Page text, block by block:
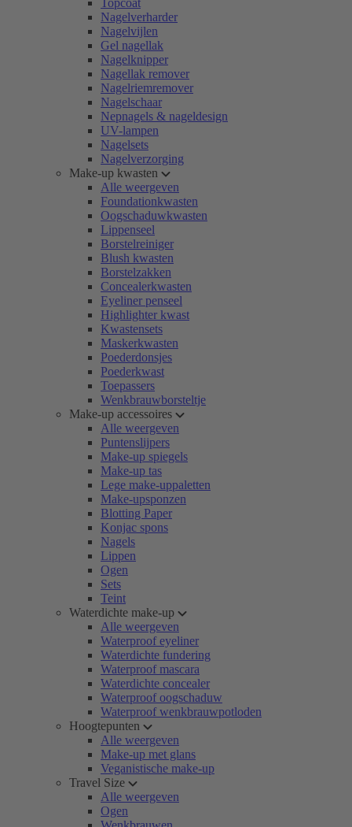
Topcoat
Nagelverharder
Nagelvijlen
Gel nagellak
Nagelknipper
Nagellak remover
Nagelriemremover
Nagelschaar
Nepnagels & nageldesign
UV-lampen
Nagelsets
Nagelverzorging
Make-up kwasten
Alle weergeven
Foundationkwasten
Oogschaduwkwasten
Lippenseel
Borstelreiniger
Blush kwasten
Borstelzakken
Concealerkwasten
Eyeliner penseel
Highlighter kwast
Kwastensets
Maskerkwasten
Poederdonsjes
Poederkwast
Toepassers
Wenkbrauwborsteltje
Make-up accessoires
Alle weergeven
Puntenslijpers
Make-up spiegels
Make-up tas
Lege make-uppaletten
Make-upsponzen
Blotting Paper
Konjac spons
Nagels
Lippen
Ogen
Sets
Teint
Waterdichte make-up
Alle weergeven
Waterproof eyeliner
Waterdichte fundering
Waterproof mascara
Waterdichte concealer
Waterproof oogschaduw
Waterproof wenkbrauwpotloden
Hoogtepunten
Alle weergeven
Make-up met glans
Veganistische make-up
Travel Size
Alle weergeven
Ogen